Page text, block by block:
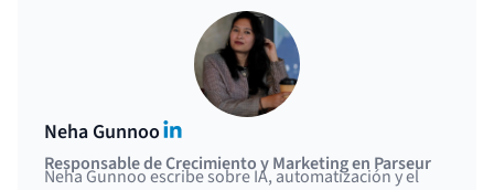
Neha GunnooLinkedIn
Responsable de Crecimiento y Marketing en Parseur
Neha Gunnoo escribe sobre IA, automatización y el